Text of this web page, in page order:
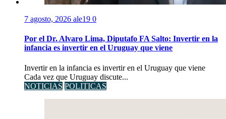
7 agosto, 2026 ale19 0
Por el Dr. Alvaro Lima, Diputafo FA Salto: Invertir en la
infancia es invertir en el Uruguay que viene
Invertir en la infancia es invertir en el Uruguay que viene
Cada vez que Uruguay discute...
NOTICIAS POLITICAS